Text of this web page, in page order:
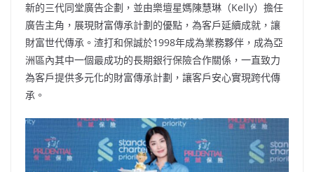
新的三代同堂廣告企劃，並由樂壇星媽陳慧琳（Kelly）擔任
廣告主角，展現財富傳承計劃的優點，為客戶延續成就，讓
財富世代傳承。渣打和保誠於1998年成為業務夥伴，成為亞
洲區內其中一個最成功的長期銀行保險合作關係，一直致力
為客戶提供多元化的財富傳承計劃，讓客戶安心實現跨代傳
承。